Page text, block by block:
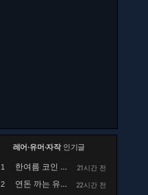
레어·유머·자작인기글
1 한여름 코인 세탁소에서 목격했던 사건.manhwa
21시간 전
2
연돈 까는 유튜브 댓글
22시간 전